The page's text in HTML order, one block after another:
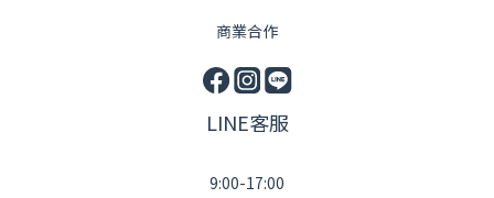
商業合作
LINE客服
9:00-17:00